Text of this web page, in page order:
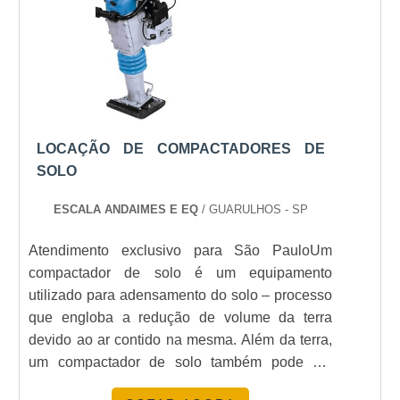
potência de 250 kva, que tem ótimo custo-
benefício e se encaixa no interesse do
compradores, principalmente para lugares de
tamanhos médios e grandes.Pontos positivos
da aquisição de um geradorEvita paradas no
funcionamento;Garante um fornecimento de
energia eficiente;Custo acessível;Reduz custos
com reparos e consertos;Profissionais
para se especializar no ramo e auxilia o cliente
especializados e com muita experiência,
podendo lhe oferecer a tranquilidade
necessária.É necessário que a empresa
forneça máquinas de excelente qualidade, com
garantia de fabricação, alto desempenho,
resistência e durabilidade. Empresa com
classificação positiva no mercadoA WL
LOCAÇÃO DE COMPACTADORES DE
SOLO
ESCALA ANDAIMES E EQ/ GUARULHOS - SP
Atendimento exclusivo para São PauloUm
compactador de solo é um equipamento
utilizado para adensamento do solo – processo
que engloba a redução de volume da terra
devido ao ar contido na mesma. Além da terra,
um compactador de solo também pode ser
utilizado para adensar outros tipos de terreno,